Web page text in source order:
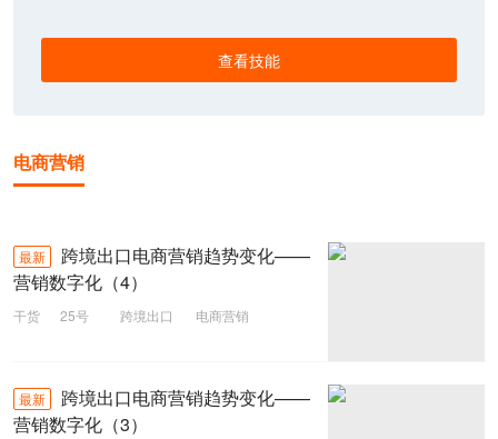
查看技能
电商营销
最新
跨境出口电商营销趋势变化——
营销数字化（4）
干货 25号 跨境出口 电商营销
最新
跨境出口电商营销趋势变化——
营销数字化（3）